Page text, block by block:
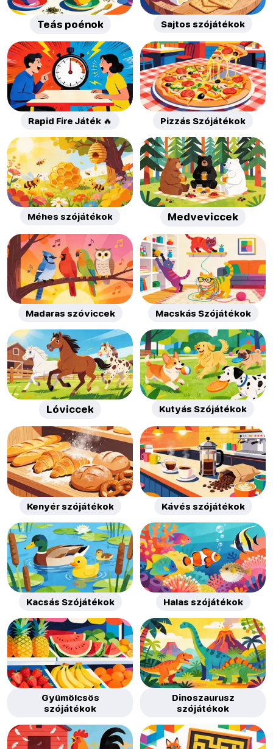
Teás poénok Sajtos szójátékok
Rapid Fire Játék 🔥 Pizzás Szójátékok
Méhes szójátékok Medveviccek
Madaras szóviccek Macskás Szójátékok
Lóviccek Kutyás Szójátékok
Kenyér szójátékok Kávés szójátékok
Kacsás Szójátékok Halas szójátékok
Gyümölcsös
szójátékok
Dinoszaurusz
szójátékok